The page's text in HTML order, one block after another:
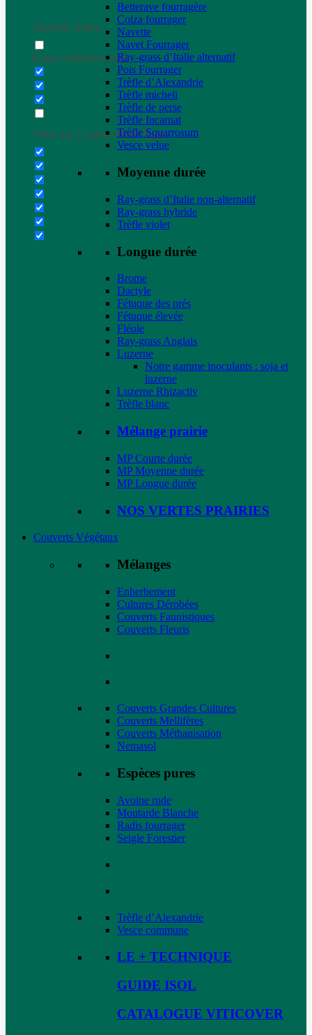
Generic filters
Exact matches only
Filter by Custom Post Type
Betterave fourragère
Colza fourrager
Navette
Navet Fourrager
Ray-grass d’Italie alternatif
Pois Fourrager
Trèfle d’Alexandrie
Trèfle micheli
Trèfle de perse
Trèfle Incarnat
Trèfle Squarrosum
Vesce velue
Moyenne durée
Ray-grass d’Italie non-alternatif
Ray-grass hybride
Trèfle violet
Longue durée
Brome
Dactyle
Fétuque des prés
Fétuque élevée
Fléole
Ray-grass Anglais
Luzerne
Notre gamme inoculants : soja et
luzerne
Luzerne Rhizactiv
Trèfle blanc
Mélange prairie
MP Courte durée
MP Moyenne durée
MP Longue durée
NOS VERTES PRAIRIES
Couverts Végétaux
Mélanges
Enherbement
Cultures Dérobées
Couverts Faunistiques
Couverts Fleuris
Couverts Grandes Cultures
Couverts Mellifères
Couverts Méthanisation
Nemasol
Espèces pures
Avoine rude
Moutarde Blanche
Radis fourrager
Seigle Forestier
Trèfle d’Alexandrie
Vesce commune
LE + TECHNIQUE
GUIDE ISOL
CATALOGUE VITICOVER